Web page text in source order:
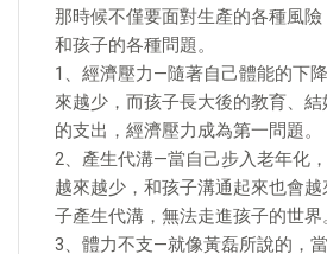
那時候不僅要面對生產的各種風
和孩子的各種問題。
1、經濟壓力—隨著自己體能的下
來越少，而孩子長大後的教育、
的支出，經濟壓力成為第一問題。
2、產生代溝—當自己步入老年化
越來越少，和孩子溝通起來也會
子產生代溝，無法走進孩子的世界
3、體力不支—就像黃磊所說的，